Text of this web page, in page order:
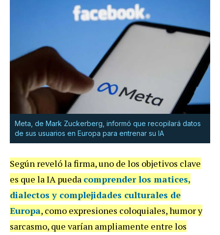
Meta, de Mark Zuckerberg, informó que recopilará datos
de sus usuarios en Europa para entrenar su IA
Según reveló la firma, uno de los objetivos clave
es que la IA pueda comprender los matices,
dialectos y complejidades culturales de
Europa, como expresiones coloquiales, humor y
sarcasmo, que varían ampliamente entre los